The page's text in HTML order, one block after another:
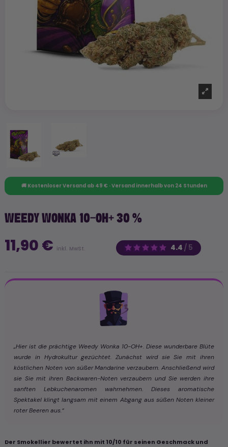
🚚 Kostenloser Versand ab 49 € · Versand innerhalb von 24 Stunden
WEEDY WONKA 10-OH+ 30 %
4.4 / 5
11,90 € inkl. MwSt.
„Hier ist die prächtige Weedy Wonka 10-OH+. Diese wunderbare Blüte
wurde in Hydrokultur gezüchtet. Zunächst wird sie Sie mit ihren
köstlichen Noten von süßer Mandarine verzaubern. Anschließend wird
sie Sie mit ihren Backwaren-Noten verzaubern und Sie werden ihre
sanften Lebkuchenaromen wahrnehmen. Dieses aromatische
Spektakel klingt langsam mit einem Abgang aus süßen Noten kleiner
roter Beeren aus.“
Der Smokellier bewertet ihn mit 10/10 für seinen Geschmack und